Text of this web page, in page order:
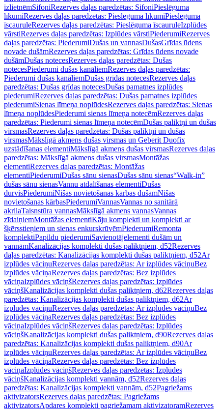
izlietnēmSifoniRezerves daļas paredzētas: SifoniPieslēguma
līkumiRezerves daļas paredzētas: Pieslēguma līkumiPieslēguma
īscauruleRezerves daļas paredzētas: Pieslēguma īscauruleIzplūdes
vārstiRezerves daļas paredzētas: Izplūdes vārstiPiederumiRezerves
daļas paredzētas: PiederumiDušas un vannasDušasGrīdas ūdens
novade dušāmRezerves daļas paredzētas: Grīdas ūdens novade
dušāmDušas notecesRezerves daļas paredzētas: Dušas
notecesPiederumi dušas kanāliemRezerves daļas paredzētas:
Piederumi dušas kanāliemDušas grīdas notecesRezerves daļas
paredzētas: Dušas grīdas notecesDušas pamatnes izplūdes
piederumiRezerves daļas paredzētas: Dušas pamatnes izplūdes
piederumiSienas līmeņa noplūdesRezerves daļas paredzētas: Sienas
līmeņa noplūdesPiederumi sienas līmeņa notecēmRezerves daļas
paredzētas: Piederumi sienas līmeņa notecēmDušas paliktņi un dušas
virsmasRezerves daļas paredzētas: Dušas paliktņi un dušas
virsmasMākslīgā akmens dušas virsmas un Geberit Duofix
uzstādīšanas elementiMākslīgā akmens dušas virsmasRezerves daļas
paredzētas: Mākslīgā akmens dušas virsmasMontāžas
elementiRezerves daļas paredzētas: Montāžas
elementiPiederumiDušas sānu sienasDušas sānu sienas“Walk-in”
dušas sānu sienasVannu atdalīšanas elementiDušas
durvisPiederumiNišas novietošanas kārbas dušāmNišas
novietošanas kārbasPiederumiVannasVannas no sanitārā
akrilaTaisnstūra vannasMākslīgā akmens vannasVannas
zīdaiņiemMontāžas elementiKāju komplekti un komplekti ar
šķērsstieņiem un sienas enkurskrūvēmPiederumiRemonta
komplektiPapildu piederumiSavienotājelementi dušām un
vannāmKanalizācijas komplekti dušas paliktņiem, d52Rezerves
daļas paredzētas: Kanalizācijas komplekti dušas paliktņiem, d52Ar
izplūdes vāciņuRezerves daļas paredzētas: Ar izplūdes vāciņuBez
izplūdes vāciņaRezerves daļas paredzētas: Bez izplūdes
vāciņaIzplūdes vāciņšRezerves daļas paredzētas: Izplūdes
vāciņšKanalizācijas komplekti dušas paliktņiem, d62Rezerves daļas
paredzētas: Kanalizācijas komplekti dušas paliktņiem, d62Ar
izplūdes vāciņuRezerves daļas paredzētas: Ar izplūdes vāciņuBez
izplūdes vāciņaRezerves daļas paredzētas: Bez izplūdes
vāciņaIzplūdes vāciņšRezerves daļas paredzētas: Izplūdes
vāciņšKanalizācijas komplekti dušas paliktņiem, d90Rezerves daļas
paredzētas: Kanalizācijas komplekti dušas paliktņiem, d90Ar
izplūdes vāciņuRezerves daļas paredzētas: Ar izplūdes vāciņuBez
izplūdes vāciņaRezerves daļas paredzētas: Bez izplūdes
vāciņaIzplūdes vāciņšRezerves daļas paredzētas: Izplūdes
vāciņšKanalizācijas komplekti vannām, d52Rezerves daļas
paredzētas: Kanalizācijas komplekti vannām, d52Pagriežams
aktivizatorsRezerves daļas paredzētas: Pagriežams
aktivizatorsApdares komplekti pagriežamam aktivizatoramRezerves